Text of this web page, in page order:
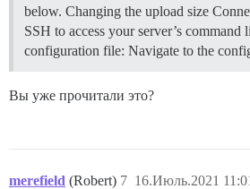
below. Changing the upload size
SSH to access your server’s command
configuration file: Navigate to the
Вы уже прочитали это?
merefield (Robert) 16.Июль.2021
7